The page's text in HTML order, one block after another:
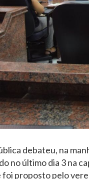
debateu, na
no último dia 3 na
foi proposto pelo